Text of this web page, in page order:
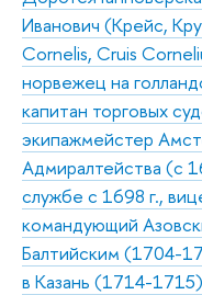
Иванович (Крейс,
Cornelis, Cruis
норвежец на
капитан торговых
экипажмейстер
Адмиралтейства (с
службе с 1698 г.,
командующий
Балтийским (1704-
в Казань (1714-